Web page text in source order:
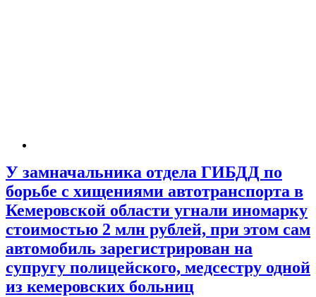
У замначальника отдела ГИБДД по
борьбе с хищениями автотранспорта в
Кемеровской области угнали иномарку
стоимостью 2 млн рублей, при этом сам
автомобиль зарегистрирован на
супругу полицейского, медсестру одной
из кемеровских больниц